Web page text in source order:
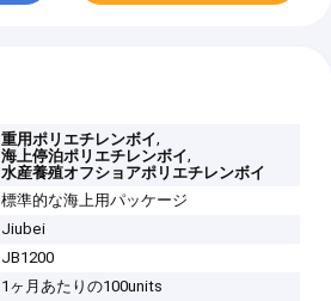
重用ポリエチレンボイ,
海上停泊ポリエチレンボイ,
水産養殖オフショアポリエチレンボイ
標準的な海上用パッケージ
Jiubei
JB1200
1ヶ月あたりの100units